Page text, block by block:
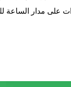
على مدار